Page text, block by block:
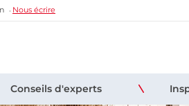
Nous écrire
Conseils d'experts